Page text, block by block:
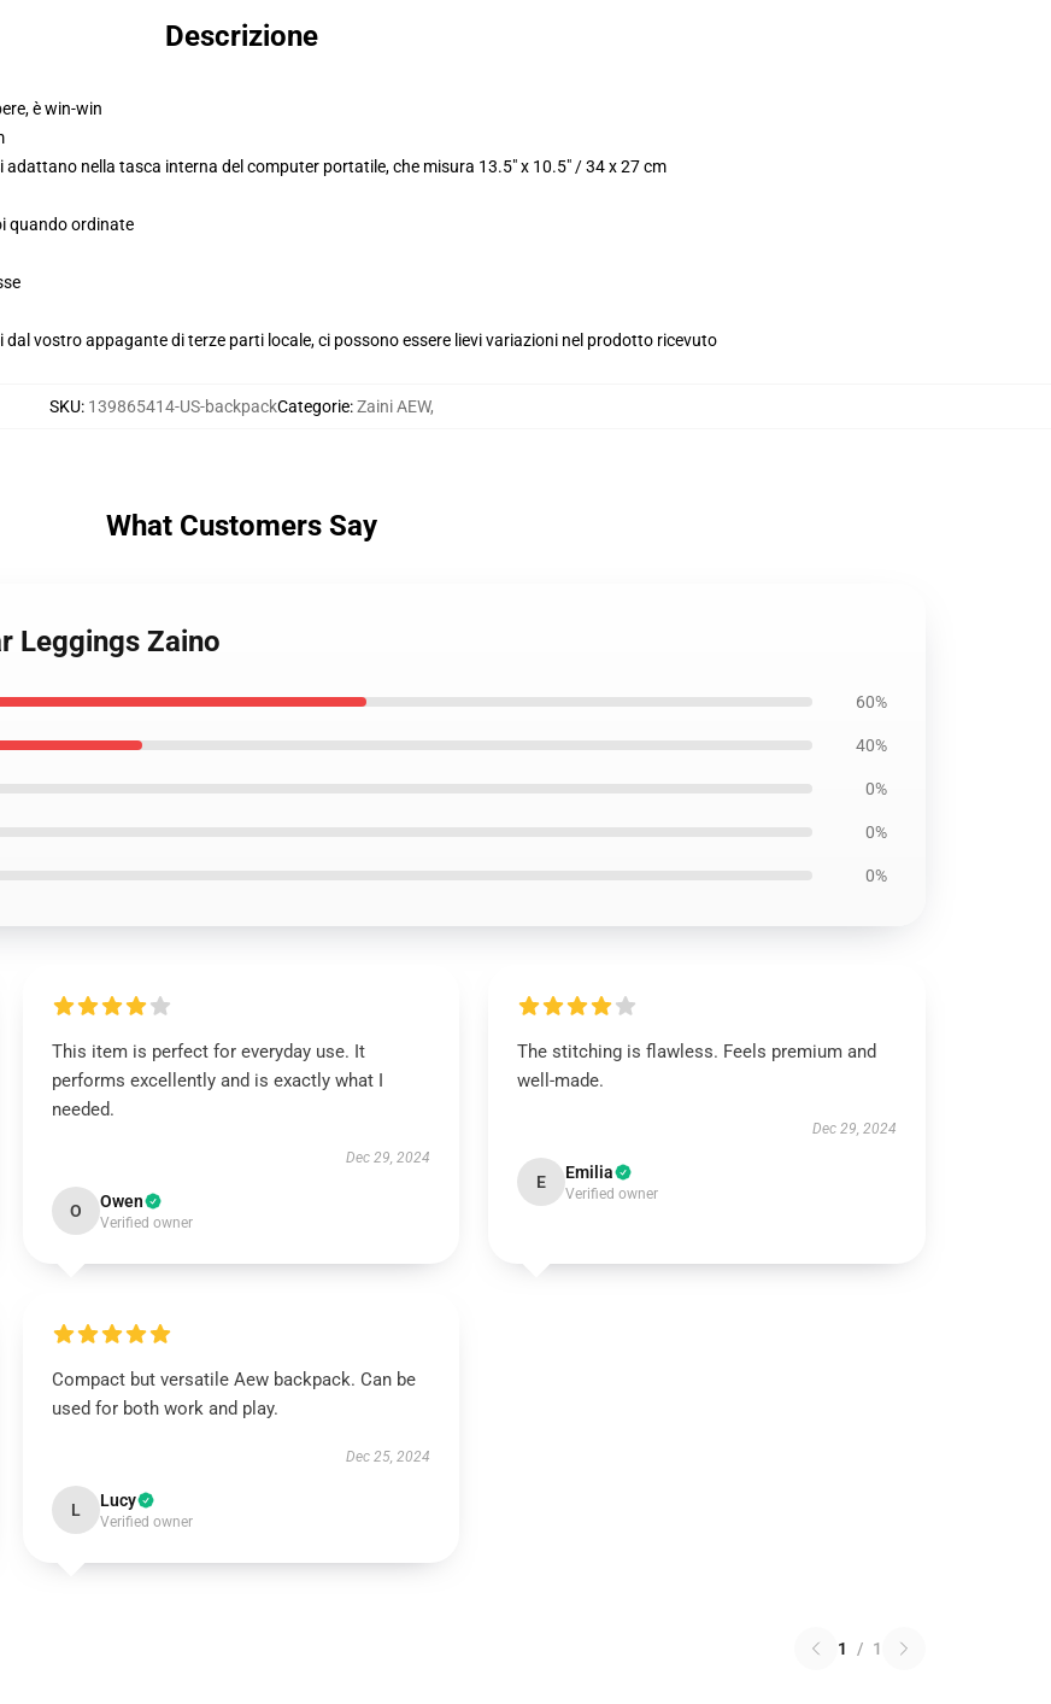
Descrizione
è win-win
nella tasca interna del computer portatile, che misura 13.5" x 10.5" / 34 x 27 cm
quando ordinate
vostro appagante di terze parti locale, ci possono essere lievi variazioni nel prodotto ricevuto
SKU: 139865414-US-backpackCategorie:Zaini AEW,
What Customers Say
Leggings Zaino
60%
40%
0%
0%
0%
This item is perfect for everyday use. It
performs excellently and is exactly what I
needed.
Dec 29, 2024
O Owen
Verified owner
The stitching is flawless. Feels premium and
well-made.
Dec 29, 2024
E Emilia
Verified owner
Compact but versatile Aew backpack. Can be
used for both work and play.
Dec 25, 2024
L Lucy
Verified owner
1 / 1